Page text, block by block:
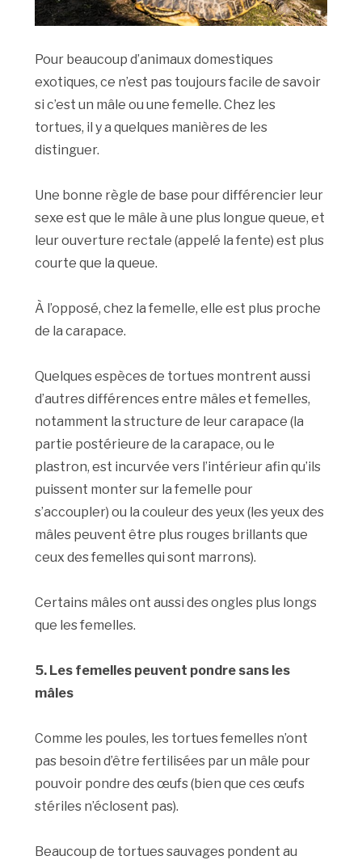
Pour beaucoup d’animaux domestiques
exotiques, ce n’est pas toujours facile de savoir
si c’est un mâle ou une femelle. Chez les
tortues, il y a quelques manières de les
distinguer.
Une bonne règle de base pour différencier leur
sexe est que le mâle à une plus longue queue, et
leur ouverture rectale (appelé la fente) est plus
courte que la queue.
À l’opposé, chez la femelle, elle est plus proche
de la carapace.
Quelques espèces de tortues montrent aussi
d’autres différences entre mâles et femelles,
notamment la structure de leur carapace (la
partie postérieure de la carapace, ou le
plastron, est incurvée vers l’intérieur afin qu’ils
puissent monter sur la femelle pour
s’accoupler) ou la couleur des yeux (les yeux des
mâles peuvent être plus rouges brillants que
ceux des femelles qui sont marrons).
Certains mâles ont aussi des ongles plus longs
que les femelles.
5. Les femelles peuvent pondre sans les
mâles
Comme les poules, les tortues femelles n’ont
pas besoin d’être fertilisées par un mâle pour
pouvoir pondre des œufs (bien que ces œufs
stériles n’éclosent pas).
Beaucoup de tortues sauvages pondent au